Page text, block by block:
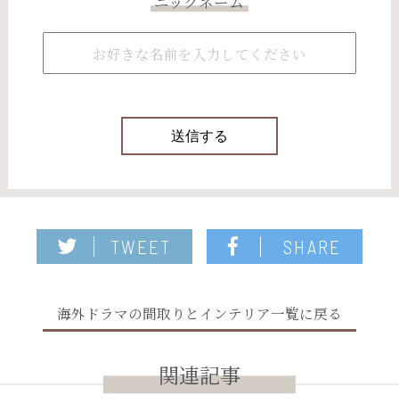
TWEET SHARE
海外ドラマの間取りとインテリア一覧に戻る
関連記事